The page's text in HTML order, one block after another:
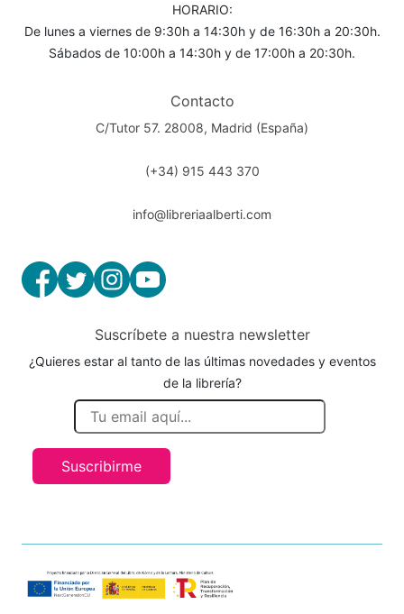
HORARIO:
De lunes a viernes de 9:30h a 14:30h y de 16:30h a 20:30h.
Sábados de 10:00h a 14:30h y de 17:00h a 20:30h.
Contacto
C/Tutor 57. 28008, Madrid (España)
(+34) 915 443 370
info@libreriaalberti.com
Suscríbete a nuestra newsletter
¿Quieres estar al tanto de las últimas novedades y eventos
de la librería?
Suscribirme